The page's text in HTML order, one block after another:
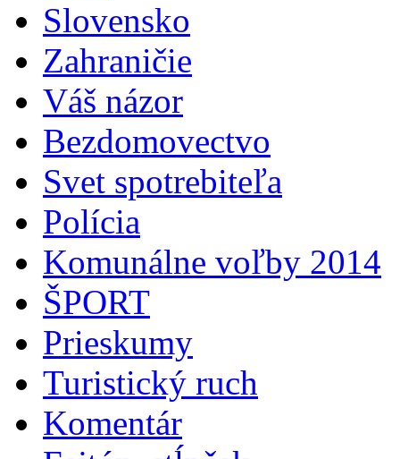
Slovensko
Zahraničie
Váš názor
Bezdomovectvo
Svet spotrebiteľa
Polícia
Komunálne voľby 2014
ŠPORT
Prieskumy
Turistický ruch
Komentár